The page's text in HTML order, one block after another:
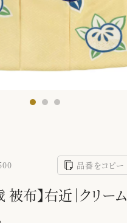
品番をコピー
被布】右近｜クリーム